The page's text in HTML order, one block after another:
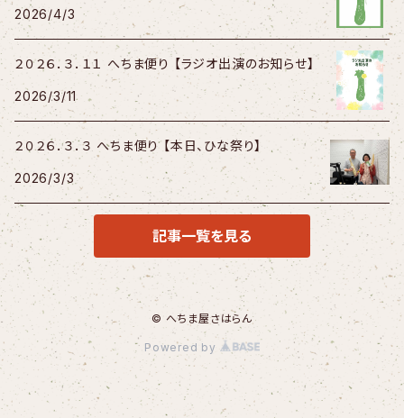
2026/4/3
２０２６．３．１１ へちま便り 【ラジオ出演のお知らせ】
2026/3/11
２０２６．３．３ へちま便り 【本日、ひな祭り】
2026/3/3
記事一覧を見る
© へちま屋さはらん
Powered by